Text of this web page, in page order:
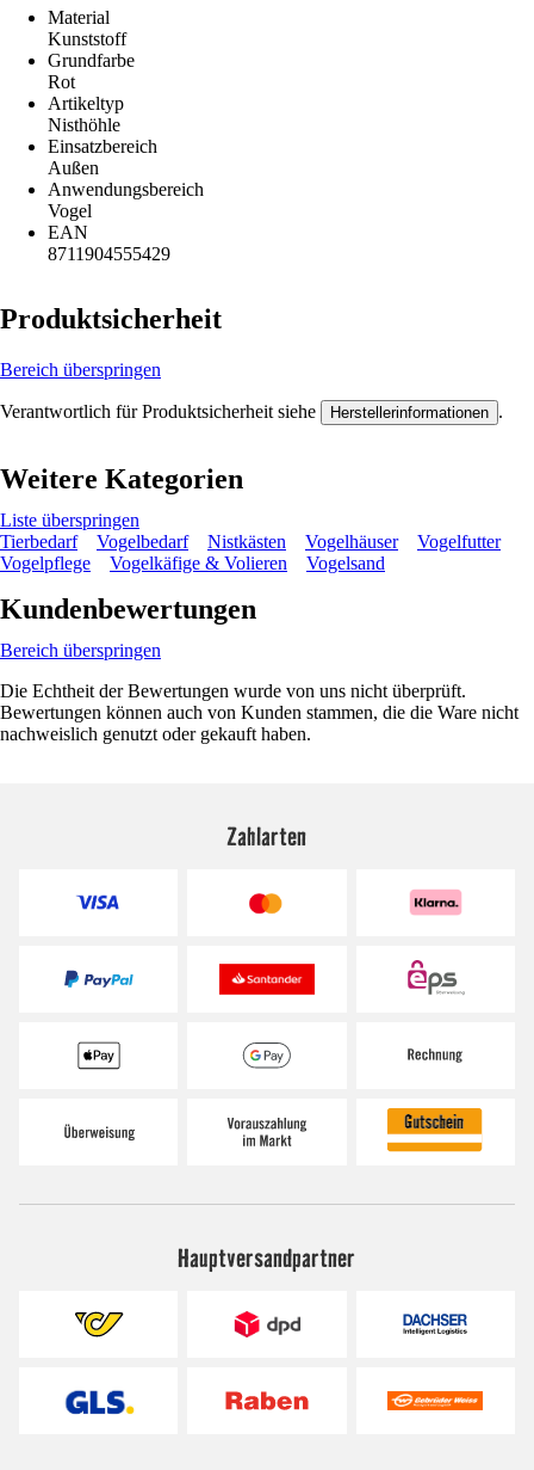
Material
Kunststoff
Grundfarbe
Rot
Artikeltyp
Nisthöhle
Einsatzbereich
Außen
Anwendungsbereich
Vogel
EAN
8711904555429
Produktsicherheit
Bereich überspringen
Verantwortlich für Produktsicherheit siehe Herstellerinformationen .
Weitere Kategorien
Liste überspringen
Tierbedarf
Vogelbedarf Nistkästen Vogelhäuser
Vogelfutter
Vogelpflege
Vogelkäfige & Volieren Vogelsand
Kundenbewertungen
Bereich überspringen
Die Echtheit der Bewertungen wurde von uns nicht überprüft.
Bewertungen können auch von Kunden stammen, die die Ware nicht
nachweislich genutzt oder gekauft haben.
Zahlarten
Hauptversandpartner